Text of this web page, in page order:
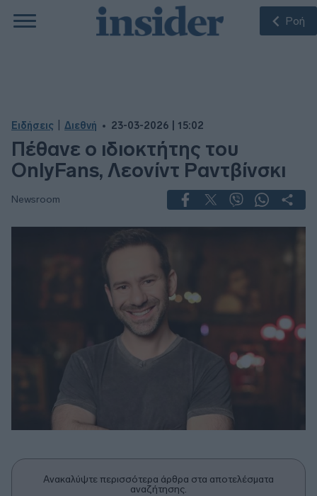
Ροή
Ειδήσεις Διεθνή 23-03-2026 | 15:02
Πέθανε ο ιδιοκτήτης του
OnlyFans, Λεονίντ Ραντβίνσκι
Newsroom
Ανακαλύψτε περισσότερα άρθρα στα αποτελέσματα
αναζήτησης.